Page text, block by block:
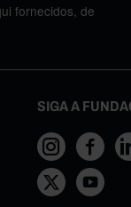
fornecidos, de
SIGA A